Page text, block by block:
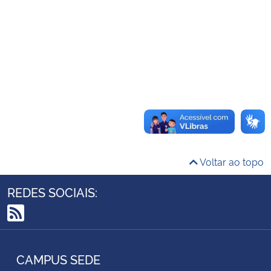
Ministério do Desenvolvimento Regional
Ministério da Mulher, da Família e dos Direitos Humanos
Voltar ao topo
REDES SOCIAIS:
RSS
CAMPUS SEDE